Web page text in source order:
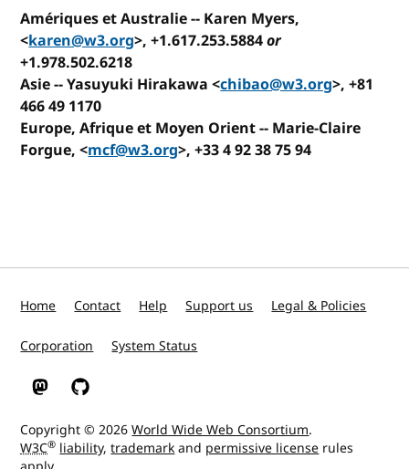
Amériques et Australie -- Karen Myers,
<karen@w3.org>, +1.617.253.5884or
+1.978.502.6218
Asie-- Yasuyuki Hirakawa <chibao@w3.org>, +81
466 49 1170
Europe, Afrique et Moyen Orient -- Marie-Claire
Forgue, <mcf@w3.org>, +33 4 92 38 75 94
Home Contact Help Support us Legal & Policies
Corporation System Status
W3C on Mastodon
W3C on GitHub
Copyright © 2026World Wide Web Consortium.
W3C® liability,trademarkand permissive license rules